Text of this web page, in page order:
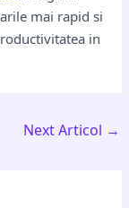
mai rapid si
in
Next Articol →